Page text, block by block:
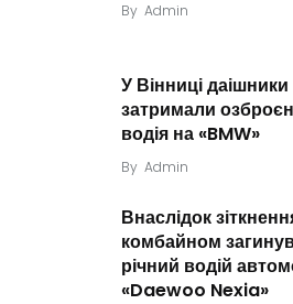
By Admin
У Вінниці даішники
затримали
водія на «BMW»
By Admin
Внаслідок
комбайном
річний водій
«Daewoo Nexia»